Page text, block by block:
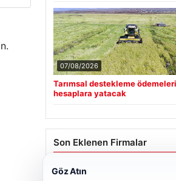
07/08/2026
Tarımsal destekleme
hesaplara yatacak
Son Eklenen Firmalar
Cengiz Sigorta
Göz Atın